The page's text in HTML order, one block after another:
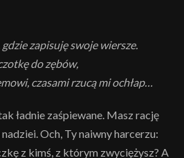
zapisuję swoje wiersze.
do zębów,
czasami rzucą mi ochłap…
ładnie zaśpiewane. Masz rację
Och, Ty naiwny harcerzu:
z kimś, z którym zwyciężysz? A